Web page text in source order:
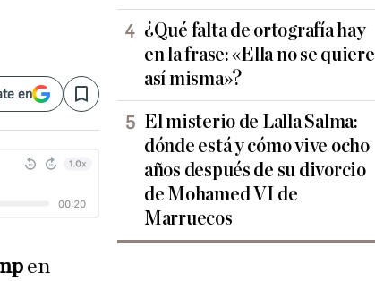
en Save
en
¿Qué falta de ortografía hay
en la frase: «Ella no se quiere
así misma»?
El misterio de Lalla Salma:
dónde está y cómo vive ocho
años después de su divorcio
de Mohamed VI de
Marruecos